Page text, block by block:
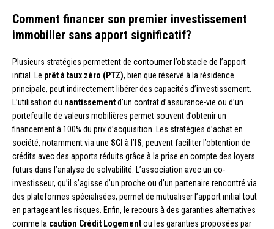
Comment financer son premier investissement
immobilier sans apport significatif?
Plusieurs stratégies permettent de contourner l’obstacle de l’apport
initial. Le prêt à taux zéro (PTZ), bien que réservé à la résidence
principale, peut indirectement libérer des capacités d’investissement.
L’utilisation du nantissementd’un contrat d’assurance-vie ou d’un
portefeuille de valeurs mobilières permet souvent d’obtenir un
financement à 100% du prix d’acquisition. Les stratégies d’achat en
société, notamment via une SCI à l’IS, peuvent faciliter l’obtention de
crédits avec des apports réduits grâce à la prise en compte des loyers
futurs dans l’analyse de solvabilité. L’association avec un co-
investisseur, qu’il s’agisse d’un proche ou d’un partenaire rencontré via
des plateformes spécialisées, permet de mutualiser l’apport initial tout
en partageant les risques. Enfin, le recours à des garanties alternatives
comme la caution Crédit Logementou les garanties proposées par